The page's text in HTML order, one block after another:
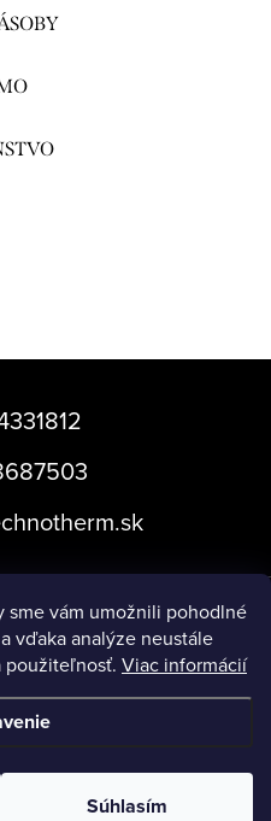
sme vám umožnili pohodlné
vďaka analýze neustále
použiteľnosť. Viac informácií
Súhlasím
cookies